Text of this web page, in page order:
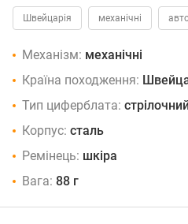
Швейцарія механічні
Механізм: механічні
Країна походження:
Тип циферблата:
Корпус: сталь
Ремінець: шкіра
Вага: 88 г